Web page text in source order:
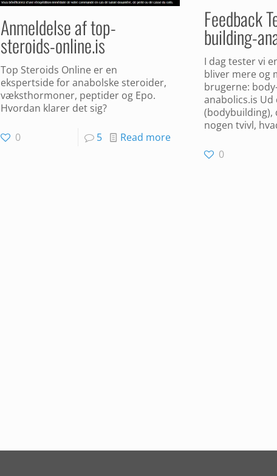
Anmeldelse af top-
steroids-online.is
Top Steroids Online er en
ekspertside for anabolske steroider,
væksthormoner, peptider og Epo.
Hvordan klarer det sig?
0 5 Read more
Feedback
building-
I dag tester vi
bliver mere og
brugerne:
anabolics.is
(bodybuilding),
nogen tvivl,
0